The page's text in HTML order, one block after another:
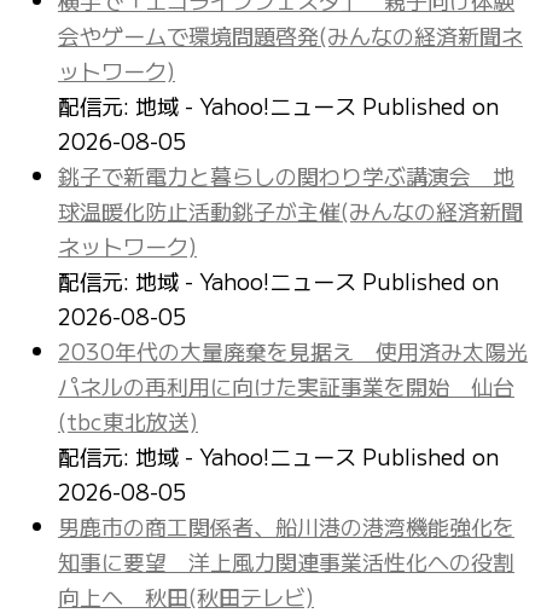
会やゲームで環境問題啓発(みんなの経済新聞ネ
ットワーク)
配信元: 地域 - Yahoo!ニュース Published on
2026-08-05
銚子で新電力と暮らしの関わり学ぶ講演会 地
球温暖化防止活動銚子が主催(みんなの経済新聞
ネットワーク)
配信元: 地域 - Yahoo!ニュース Published on
2026-08-05
2030年代の大量廃棄を見据え 使用済み太陽光
パネルの再利用に向けた実証事業を開始 仙台
(tbc東北放送)
配信元: 地域 - Yahoo!ニュース Published on
2026-08-05
男鹿市の商工関係者、船川港の港湾機能強化を
知事に要望 洋上風力関連事業活性化への役割
向上へ 秋田(秋田テレビ)